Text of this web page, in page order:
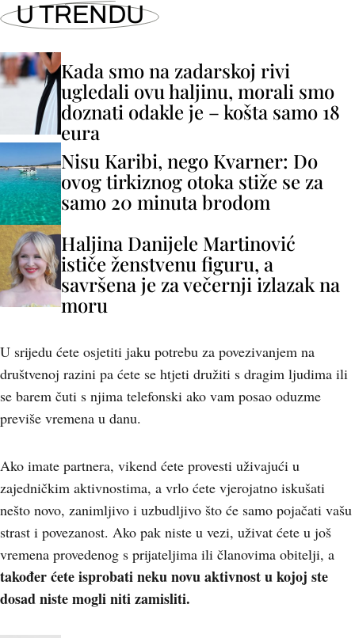
U TRENDU
Kada smo na zadarskoj rivi
ugledali ovu haljinu, morali smo
doznati odakle je – košta samo 18
eura
Nisu Karibi, nego Kvarner: Do
ovog tirkiznog otoka stiže se za
samo 20 minuta brodom
Haljina Danijele Martinović
ističe ženstvenu figuru, a
savršena je za večernji izlazak na
moru
U srijedu ćete osjetiti jaku potrebu za povezivanjem na
društvenoj razini pa ćete se htjeti družiti s dragim ljudima ili
se barem čuti s njima telefonski ako vam posao oduzme
previše vremena u danu.
Ako imate partnera, vikend ćete provesti uživajući u
zajedničkim aktivnostima, a vrlo ćete vjerojatno iskušati
nešto novo, zanimljivo i uzbudljivo što će samo pojačati vašu
strast i povezanost. Ako pak niste u vezi, uživat ćete u još
vremena provedenog s prijateljima ili članovima obitelji, a
također ćete isprobati neku novu aktivnost u kojoj ste
dosad niste mogli niti zamisliti.